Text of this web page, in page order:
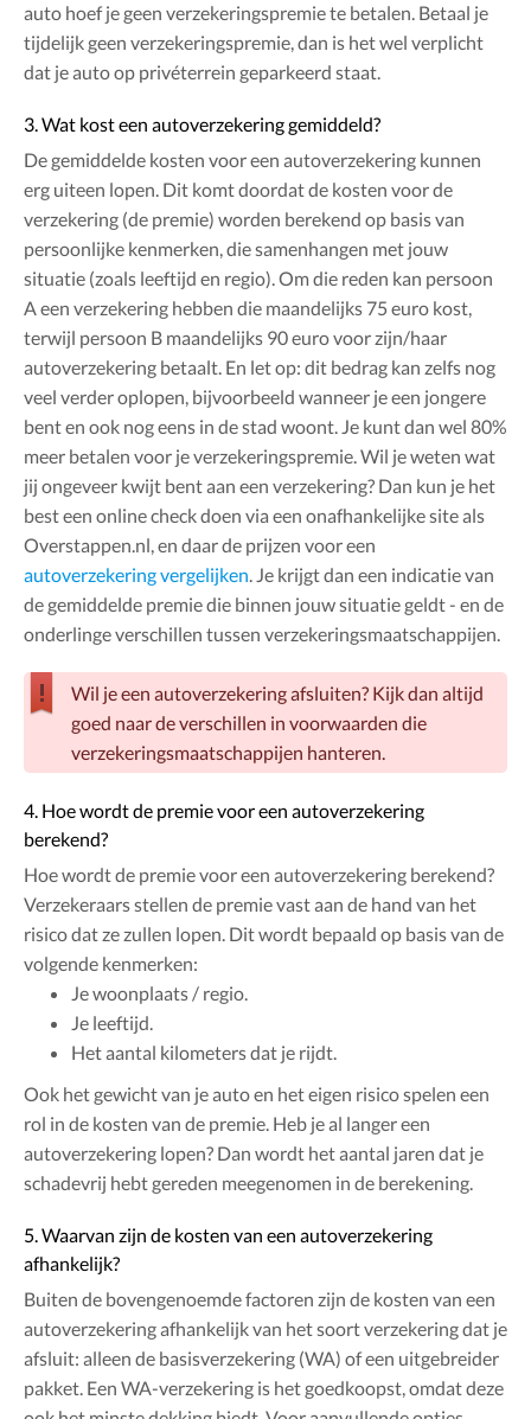
auto hoef je geen verzekeringspremie te betalen. Betaal je
tijdelijk geen verzekeringspremie, dan is het wel verplicht
dat je auto op privéterrein geparkeerd staat.
3. Wat kost een autoverzekering gemiddeld?
De gemiddelde kosten voor een autoverzekering kunnen
erg uiteen lopen. Dit komt doordat de kosten voor de
verzekering (de premie) worden berekend op basis van
persoonlijke kenmerken, die samenhangen met jouw
situatie (zoals leeftijd en regio). Om die reden kan persoon
A een verzekering hebben die maandelijks 75 euro kost,
terwijl persoon B maandelijks 90 euro voor zijn/haar
autoverzekering betaalt. En let op: dit bedrag kan zelfs nog
veel verder oplopen, bijvoorbeeld wanneer je een jongere
bent en ook nog eens in de stad woont. Je kunt dan wel 80%
meer betalen voor je verzekeringspremie. Wil je weten wat
jij ongeveer kwijt bent aan een verzekering? Dan kun je het
best een online check doen via een onafhankelijke site als
Overstappen.nl, en daar de prijzen voor een
autoverzekering vergelijken. Je krijgt dan een indicatie van
de gemiddelde premie die binnen jouw situatie geldt - en de
onderlinge verschillen tussen verzekeringsmaatschappijen.
Wil je een autoverzekering afsluiten? Kijk dan altijd
goed naar de verschillen in voorwaarden die
verzekeringsmaatschappijen hanteren.
4. Hoe wordt de premie voor een autoverzekering
berekend?
Hoe wordt de premie voor een autoverzekering berekend?
Verzekeraars stellen de premie vast aan de hand van het
risico dat ze zullen lopen. Dit wordt bepaald op basis van de
volgende kenmerken:
Je woonplaats / regio.
Je leeftijd.
Het aantal kilometers dat je rijdt.
Ook het gewicht van je auto en het eigen risico spelen een
rol in de kosten van de premie. Heb je al langer een
autoverzekering lopen? Dan wordt het aantal jaren dat je
schadevrij hebt gereden meegenomen in de berekening.
5. Waarvan zijn de kosten van een autoverzekering
afhankelijk?
Buiten de bovengenoemde factoren zijn de kosten van een
autoverzekering afhankelijk van het soort verzekering dat je
afsluit: alleen de basisverzekering (WA) of een uitgebreider
pakket. Een WA-verzekering is het goedkoopst, omdat deze